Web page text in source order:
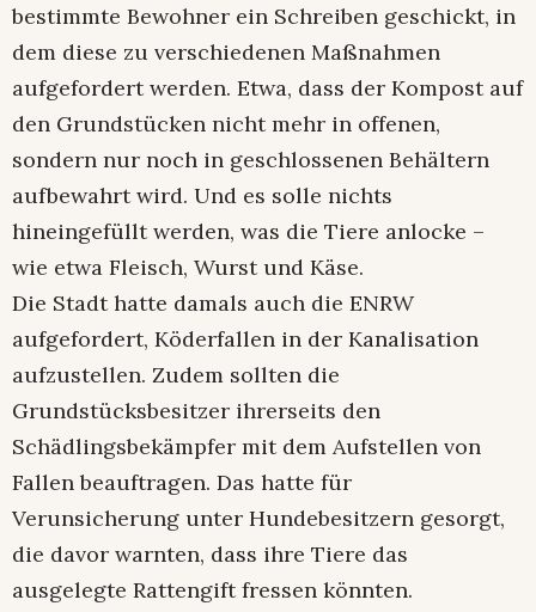
bestimmte Bewohner ein Schreiben geschickt, in
dem diese zu verschiedenen Maßnahmen
aufgefordert werden. Etwa, dass der Kompost auf
den Grundstücken nicht mehr in offenen,
sondern nur noch in geschlossenen Behältern
aufbewahrt wird. Und es solle nichts
hineingefüllt werden, was die Tiere anlocke –
wie etwa Fleisch, Wurst und Käse.
Die Stadt hatte damals auch die ENRW
aufgefordert, Köderfallen in der Kanalisation
aufzustellen. Zudem sollten die
Grundstücksbesitzer ihrerseits den
Schädlingsbekämpfer mit dem Aufstellen von
Fallen beauftragen. Das hatte für
Verunsicherung unter Hundebesitzern gesorgt,
die davor warnten, dass ihre Tiere das
ausgelegte Rattengift fressen könnten.